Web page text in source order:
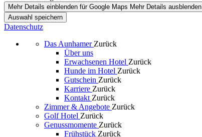
Mehr Details einblenden für Google Maps Mehr Details ausblenden
Auswahl speichern
Datenschutz
Das Aunhamer Zurück
Über uns
Erwachsenen Hotel Zurück
Hunde im Hotel Zurück
Gutschein Zurück
Karriere Zurück
Kontakt Zurück
Zimmer & Angebote Zurück
Golf Hotel Zurück
Genussmomente Zurück
Frühstück Zurück